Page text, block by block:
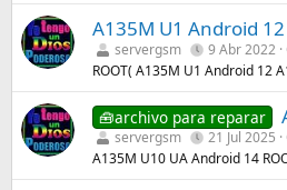
A135M U1 Android 12
servergsm 9 Abr 2022
ROOT( A135M U1 Android 12
🧰archivo para reparar
servergsm 21 Jul 2025
A135M U10 UA Android 14